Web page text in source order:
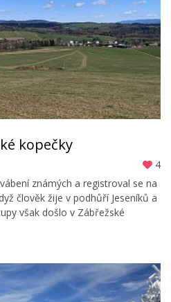
kopečky
4
známých a registroval se na
člověk žije v podhůří Jeseníků a
však došlo v Zábřežské